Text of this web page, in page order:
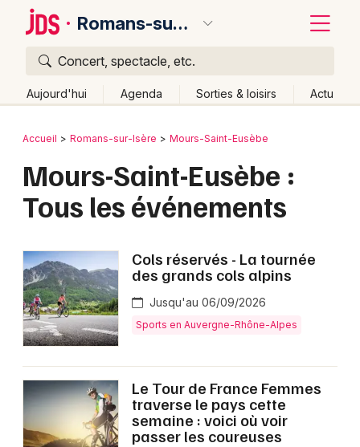
Romans-sur-Isère
Concert, spectacle, etc.
Aujourd'hui Agenda Sorties & loisirs Actu
Publier un événement
Activité & Expérience
Manifestations
Spectacles
Concerts
Bordeaux
Colmar
Lyon
Marseille
Mulhouse
Montpellier
Nantes
Nice
Retour
Accueil Romans-sur-Isère Mours-Saint-Eusèbe
Mours-Saint-Eusèbe :
Tous les événements
Cols réservés - La tournée
des grands cols alpins
Jusqu'au 06/09/2026
Sports en Auvergne-Rhône-Alpes
Le Tour de France Femmes
traverse le pays cette
semaine : voici où voir
passer les coureuses
Quoi ?
Où ?
Rhône-Alpes
Partout Près de moi Changer de lieu
Quand ?
Effacer les dates